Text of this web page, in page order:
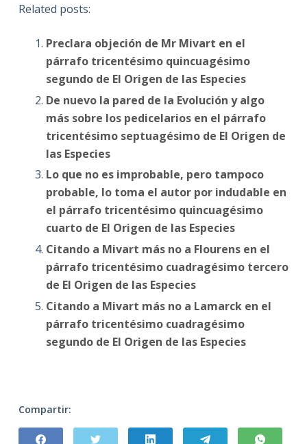
Related posts:
Preclara objeción de Mr Mivart en el
párrafo tricentésimo quincuagésimo
segundo de El Origen de las Especies
De nuevo la pared de la Evolución y algo
más sobre los pedicelarios en el párrafo
tricentésimo septuagésimo de El Origen de
las Especies
Lo que no es improbable, pero tampoco
probable, lo toma el autor por indudable en
el párrafo tricentésimo quincuagésimo
cuarto de El Origen de las Especies
Citando a Mivart más no a Flourens en el
párrafo tricentésimo cuadragésimo tercero
de El Origen de las Especies
Citando a Mivart más no a Lamarck en el
párrafo tricentésimo cuadragésimo
segundo de El Origen de las Especies
Compartir: